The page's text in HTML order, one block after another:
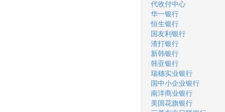
代收付中心
华一银行
恒生银行
国友利银行
渣打银行
新韩银行
韩亚银行
瑞穗实业银行
国中小企业银行
南洋商业银行
美国花旗银行